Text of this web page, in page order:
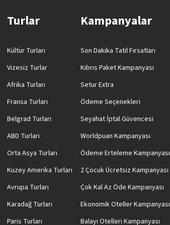
Turlar
Kültür Turları
Vizesiz Turlar
Afrika Turları
Fransa Turları
Belgrad Turları
ABD Turları
Orta Asya Turları
Kuzey Amerika Turları
Avrupa Turları
Karadağ Turları
Paris Turları
Kampanyalar
Son Dakika Tatil Fırsatları
Kıbrıs Paket Kampanyası
Setur Extra
Ödeme Seçenekleri
Seyahat İptal Güvencesi
Worldpuan Kampanyası
Ödeme Erteleme Kampanyası
2 Çocuk Ücretsiz Kampanyası
Çok Kal Az Öde Kampanyası
Ekonomik Oteller Kampanyası
Balayı Otelleri Kampanyası